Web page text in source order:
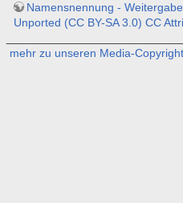
Namensnennung -
Unported (CC BY-SA 3.0) CC
mehr zu unseren Media-